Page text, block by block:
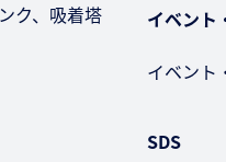
ク、吸着塔
イベント
イベント
SDS